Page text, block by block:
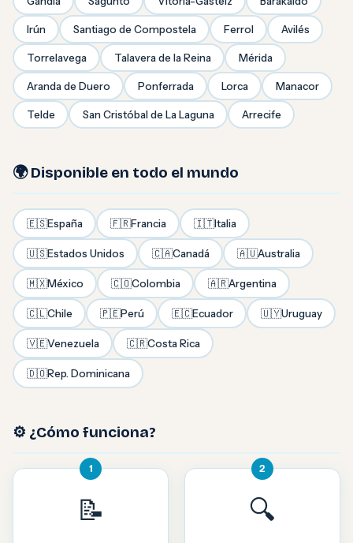
Irún Santiago de Compostela Ferrol Avilés
Torrelavega Talavera de la Reina Mérida
Aranda de Duero Ponferrada Lorca Manacor
Telde San Cristóbal de La Laguna Arrecife
🌍 Disponible en todo el mundo
🇪🇸España 🇫🇷Francia 🇮🇹Italia
🇺🇸Estados Unidos 🇨🇦Canadá 🇦🇺Australia
🇲🇽México 🇨🇴Colombia 🇦🇷Argentina
🇨🇱Chile 🇵🇪Perú 🇪🇨Ecuador 🇺🇾Uruguay
🇻🇪Venezuela 🇨🇷Costa Rica
🇩🇴Rep. Dominicana
⚙️ ¿Cómo funciona?
1
📝
2
🔍